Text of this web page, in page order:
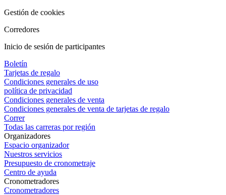
Gestión de cookies
Corredores
Inicio de sesión de participantes
Boletín
Tarjetas de regalo
Condiciones generales de uso
política de privacidad
Condiciones generales de venta
Condiciones generales de venta de tarjetas de regalo
Correr
Todas las carreras por región
Organizadores
Espacio organizador
Nuestros servicios
Presupuesto de cronometraje
Centro de ayuda
Cronometradores
Cronometradores